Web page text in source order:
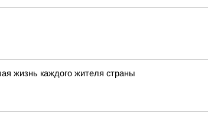
жизнь каждого жителя страны